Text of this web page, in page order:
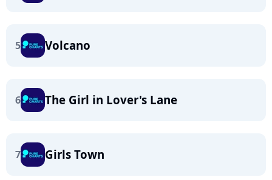
5 Volcano
6 The Girl in Lover's Lane
7 Girls Town